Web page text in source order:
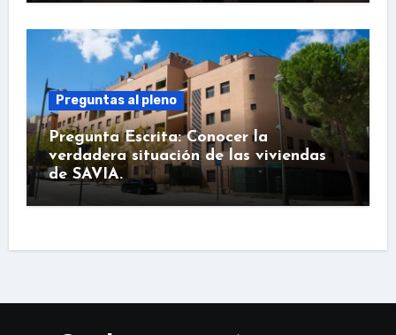
Preguntas al pleno
Pregunta Escrita: Conocer la
verdadera situación de las viviendas
de SAVIA.